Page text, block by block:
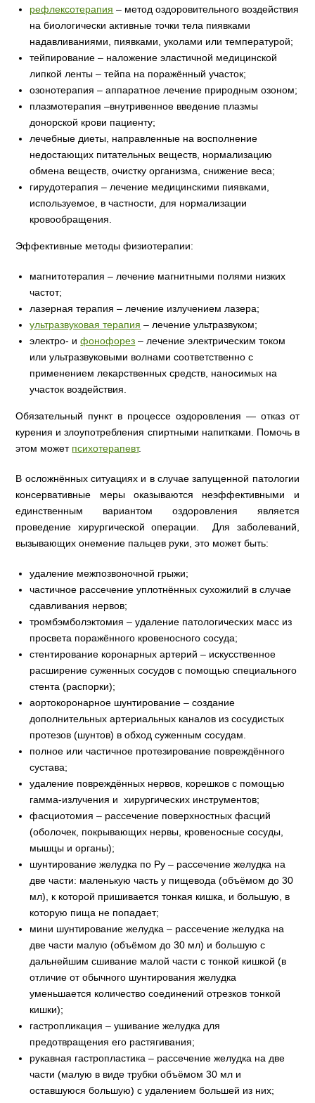
рефлексотерапия – метод оздоровительного воздействия
на биологически активные точки тела пиявками
надавливаниями, пиявками, уколами или температурой;
тейпирование – наложение эластичной медицинской
липкой ленты – тейпа на поражённый участок;
озонотерапия – аппаратное лечение природным озоном;
плазмотерапия –внутривенное введение плазмы
донорской крови пациенту;
лечебные диеты, направленные на восполнение
недостающих питательных веществ, нормализацию
обмена веществ, очистку организма, снижение веса;
гирудотерапия – лечение медицинскими пиявками,
используемое, в частности, для нормализации
кровообращения.
Эффективные методы физиотерапии:
магнитотерапия – лечение магнитными полями низких
частот;
лазерная терапия – лечение излучением лазера;
ультразвуковая терапия – лечение ультразвуком;
электро- ифонофорез – лечение электрическим током
или ультразвуковыми волнами соответственно с
применением лекарственных средств, наносимых на
участок воздействия.
Обязательный пункт в процессе оздоровления — отказ от
курения и злоупотребления спиртными напитками. Помочь в
этом может психотерапевт.
В осложнённых ситуациях и в случае запущенной патологии
консервативные меры оказываются неэффективными и
единственным вариантом оздоровления является
проведение хирургической операции. Для заболеваний,
вызывающих онемение пальцев руки, это может быть:
удаление межпозвоночной грыжи;
частичное рассечение уплотнённых сухожилий в случае
сдавливания нервов;
тромбэмболэктомия – удаление патологических масс из
просвета поражённого кровеносного сосуда;
стентирование коронарных артерий – искусственное
расширение суженных сосудов с помощью специального
стента (распорки);
аортокоронарное шунтирование – создание
дополнительных артериальных каналов из сосудистых
протезов (шунтов) в обход суженным сосудам.
полное или частичное протезирование повреждённого
сустава;
удаление повреждённых нервов, корешков с помощью
гамма-излучения и хирургических инструментов;
фасциотомия – рассечение поверхностных фасций
(оболочек, покрывающих нервы, кровеносные сосуды,
мышцы и органы);
шунтирование желудка по Ру – рассечение желудка на
две части: маленькую часть у пищевода (объёмом до 30
мл), к которой пришивается тонкая кишка, и большую, в
которую пища не попадает;
мини шунтирование желудка – рассечение желудка на
две части малую (объёмом до 30 мл) и большую с
дальнейшим сшивание малой части с тонкой кишкой (в
отличие от обычного шунтирования желудка
уменьшается количество соединений отрезков тонкой
кишки);
гастропликация – ушивание желудка для
предотвращения его растягивания;
рукавная гастропластика – рассечение желудка на две
части (малую в виде трубки объёмом 30 мл и
оставшуюся большую) с удалением большей из них;